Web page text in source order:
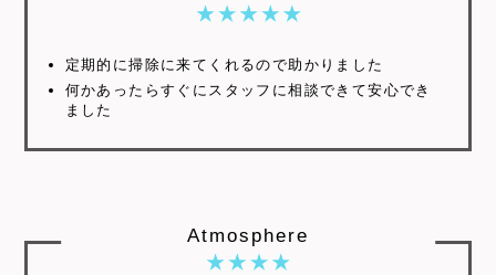
定期的に掃除に来てくれるので助かりました
何かあったらすぐにスタッフに相談できて安心でき
ました
Atmosphere